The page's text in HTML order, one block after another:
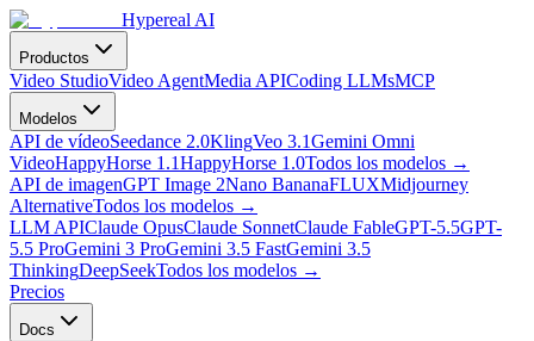
Hypereal AI
Productos
Video StudioVideo AgentMedia APICoding LLMsMCP
Modelos
API de vídeoSeedance 2.0KlingVeo 3.1Gemini Omni
VideoHappyHorse 1.1HappyHorse 1.0Todos los modelos →
API de imagenGPT Image 2Nano BananaFLUXMidjourney
AlternativeTodos los modelos →
LLM APIClaude OpusClaude SonnetClaude FableGPT-5.5GPT-
5.5 ProGemini 3 ProGemini 3.5 FastGemini 3.5
ThinkingDeepSeekTodos los modelos →
Precios
Docs